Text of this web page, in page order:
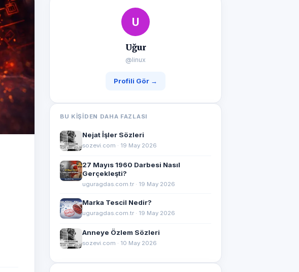
U
Uğur
@linux
Profili Gör →
BU KIŞIDEN DAHA FAZLASI
Nejat İşler Sözleri
sozevi.com · 19 May 2026
27 Mayıs 1960 Darbesi Nasıl
Gerçekleşti?
uguragdas.com.tr · 19 May 2026
Marka Tescil Nedir?
uguragdas.com.tr · 19 May 2026
Anneye Özlem Sözleri
sozevi.com · 10 May 2026